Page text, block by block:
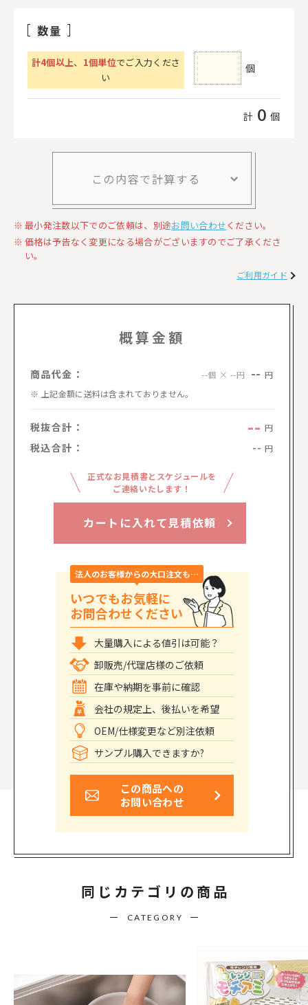
数量
計4個以上、 1個単位でご入力くださ
い
個
計 0 個
この内容で計算する
最小発注数以下でのご依頼は、別途お問い合わせください。
価格は予告なく変更になる場合がございますのでご了承くださ
い。
ご利用ガイド
概算金額
商品代金： --個 × --円 -- 円
上記金額に送料は含まれておりません。
税抜合計： -- 円
税込合計： -- 円
正式なお見積書とスケジュールを
ご連絡いたします！
カートに入れて見積依頼
法人のお客様からの大口注文も…
いつでもお気軽に
お問合わせください
大量購入による値引は可能？
卸販売/代理店様のご依頼
在庫や納期を事前に確認
会社の規定上、後払いを希望
OEM/仕様変更など別注依頼
サンプル購入できますか?
この商品への
お問い合わせ
同じカテゴリの商品
CATEGORY